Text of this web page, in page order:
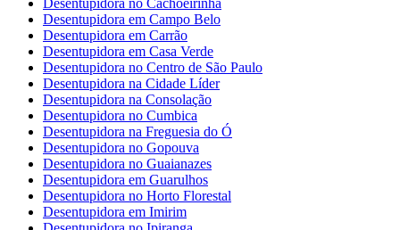
Desentupidora no Cachoeirinha
Desentupidora em Campo Belo
Desentupidora em Carrão
Desentupidora em Casa Verde
Desentupidora no Centro de São Paulo
Desentupidora na Cidade Líder
Desentupidora na Consolação
Desentupidora no Cumbica
Desentupidora na Freguesia do Ó
Desentupidora no Gopouva
Desentupidora no Guaianazes
Desentupidora em Guarulhos
Desentupidora no Horto Florestal
Desentupidora em Imirim